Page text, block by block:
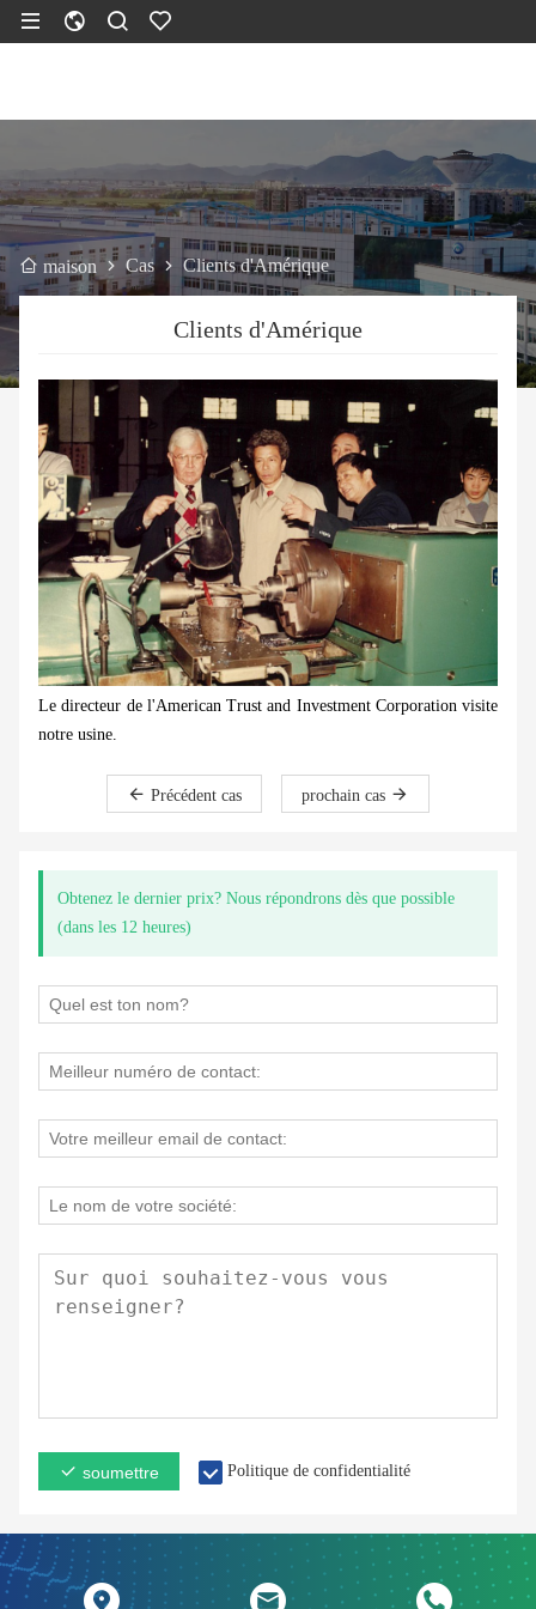
maison Cas Clients d'Amérique
Clients d'Amérique
Le directeur de l'American Trust and Investment Corporation visite
notre usine.
Précédent cas prochain cas
Obtenez le dernier prix? Nous répondrons dès que possible
(dans les 12 heures)
soumettre Politique de confidentialité